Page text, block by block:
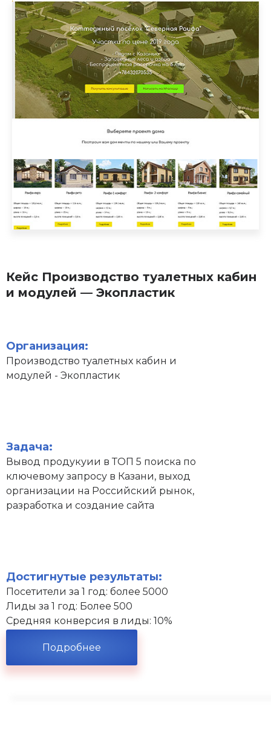
Кейс Производство туалетных кабин
и модулей — Экопластик
Организация:
Производство туалетных кабин и
модулей - Экопластик
Задача:
Вывод продукуии в ТОП 5 поиска по
ключевому запросу в Казани, выход
организации на Российский рынок,
разработка и создание сайта
Достигнутые результаты:
Посетители за 1 год: более 5000
Лиды за 1 год: Более 500
Средняя конверсия в лиды: 10%
Подробнее